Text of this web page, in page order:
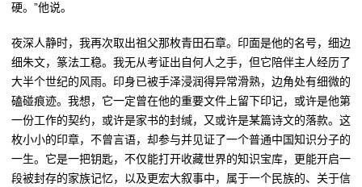
硬。”他说。
夜深人静时，我再次取出祖父那枚青田石章。印面是他的名号，细边
细朱文，篆法工稳。我无从考证出自何人之手，但它陪伴主人经历了
大半个世纪的风雨。印身已被手泽浸润得异常滑熟，边角处有细微的
磕碰痕迹。我想，它一定曾在他的重要文件上留下印记，或许是他第
一份工作的契约，或许是家书的封缄，又或许是某篇诗文的落款。这
枚小小的印章，不曾言语，却参与并见证了一个普通中国知识分子的
一生。它是一把钥匙，不仅能打开收藏世界的知识宝库，更能开启一
段被封存的家族记忆，以及更宏大叙事中，属于一个民族的、关于信